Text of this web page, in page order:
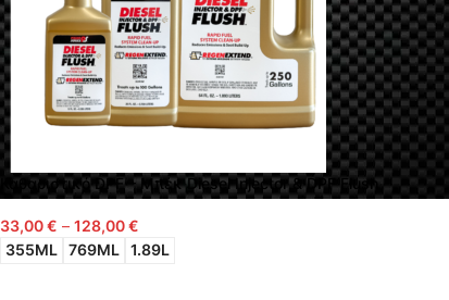
Καθαριστικό DPF – Μπέκ Diesel Injector & DPF Flush
33,00€ – 128,00€
Επιλογή
355ML 769ML 1.89L